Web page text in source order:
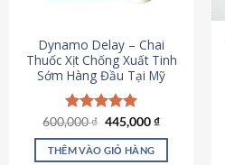
Dynamo Delay – Chai
Thuốc Xịt Chống Xuất Tinh
Sớm Hàng Đầu Tại Mỹ
Được xếp
hạng5.00
5 sao
600,000₫ Giá
là:
600,000 ₫.
445,000₫Giá
tại
THÊM VÀO GIỎ HÀNG